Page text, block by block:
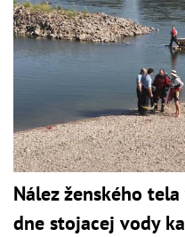
Nález ženského
dne stojacej vody